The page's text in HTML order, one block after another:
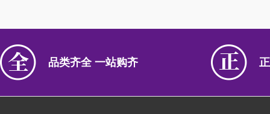
品类齐全 一站购齐